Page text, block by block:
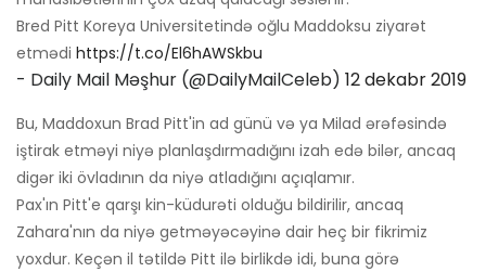
Bred Pitt Koreya Universitetində oğlu Maddoksu ziyarət
etmədi https://t.co/El6hAWSkbu
- Daily Mail Məşhur (@DailyMailCeleb) 12 dekabr 2019
Bu, Maddoxun Brad Pitt'in ad günü və ya Milad ərəfəsində
iştirak etməyi niyə planlaşdırmadığını izah edə bilər, ancaq
digər iki övladının da niyə atladığını açıqlamır.
Pax'ın Pitt'e qarşı kin-küdurəti olduğu bildirilir, ancaq
Zahara'nın da niyə getməyəcəyinə dair heç bir fikrimiz
yoxdur. Keçən il tətildə Pitt ilə birlikdə idi, buna görə